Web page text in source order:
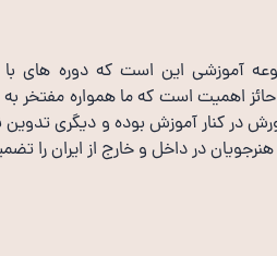
آموزشی این است که دوره های با
اهمیت است که ما همواره مفتخر به
در کنار آموزش بوده و دیگری
در داخل و خارج از ایران را